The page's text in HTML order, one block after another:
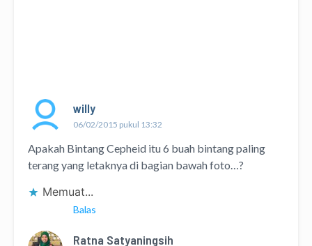
willy
06/02/2015 pukul 13:32
Apakah Bintang Cepheid itu 6 buah bintang paling
terang yang letaknya di bagian bawah foto…?
Memuat...
Balas
Ratna Satyaningsih